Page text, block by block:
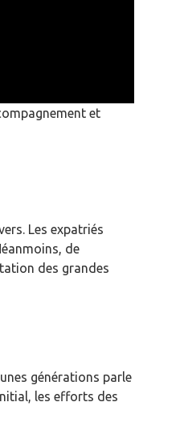
et
Les expatriés
de
des grandes
générations parle
les efforts des